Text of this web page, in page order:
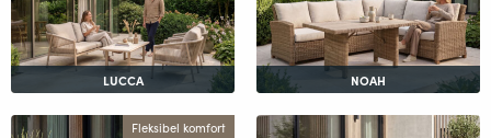
LUCCA NOAH
Fleksibel komfort